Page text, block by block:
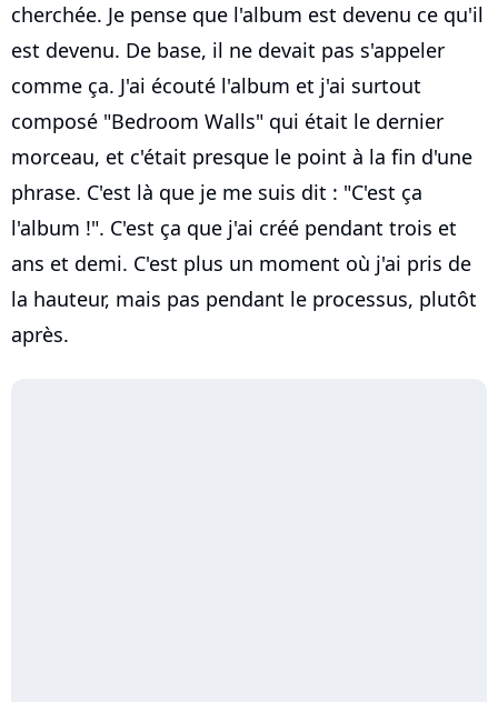
cherchée. Je pense que l'album est devenu ce qu'il
est devenu. De base, il ne devait pas s'appeler
comme ça. J'ai écouté l'album et j'ai surtout
composé "Bedroom Walls" qui était le dernier
morceau, et c'était presque le point à la fin d'une
phrase. C'est là que je me suis dit : "C'est ça
l'album !". C'est ça que j'ai créé pendant trois et
ans et demi. C'est plus un moment où j'ai pris de
la hauteur, mais pas pendant le processus, plutôt
après.